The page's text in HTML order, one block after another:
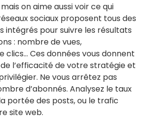
on aime aussi voir ce qui
sociaux proposent tous des
intégrés pour suivre les résultats
: nombre de vues,
clics… Ces données vous donnent
l’efficacité de votre stratégie et
Ne vous arrêtez pas
d’abonnés. Analysez le taux
portée des posts, ou le trafic
site web.